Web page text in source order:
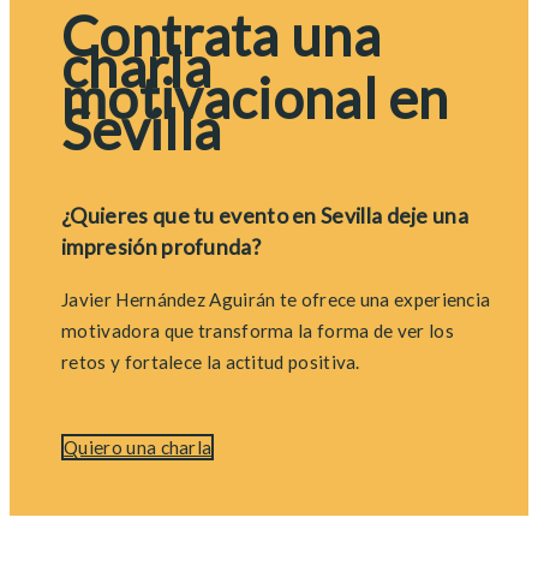
Contrata una
charla
motivacional en
Sevilla
¿Quieres que tu evento en Sevilla deje una
impresión profunda?
Javier Hernández Aguirán te ofrece una experiencia
motivadora que transforma la forma de ver los
retos y fortalece la actitud positiva.
Quiero una charla